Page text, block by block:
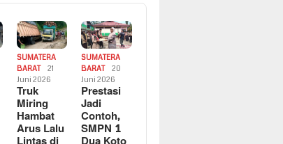
SUMATERA
BARAT
21
Juni 2026
Truk
Miring
Hambat
Arus Lalu
SUMATERA
BARAT
20
Juni 2026
Prestasi
Jadi
Contoh,
SMPN 1